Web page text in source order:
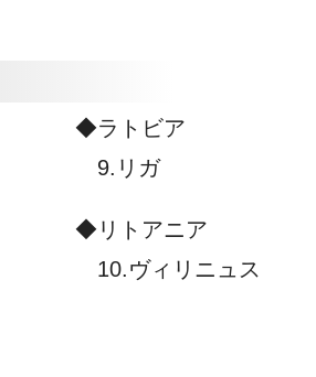
◆ラトビア
9.リガ
◆リトアニア
10.ヴィリニュス